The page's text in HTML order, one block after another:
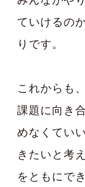
ていけるの
りです。
これからも
課題に向き
めなくてい
きたいと考
をともにで